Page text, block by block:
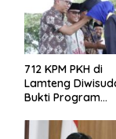
712 KPM PKH di
Lamteng
Bukti Program
Ekonomi Warga